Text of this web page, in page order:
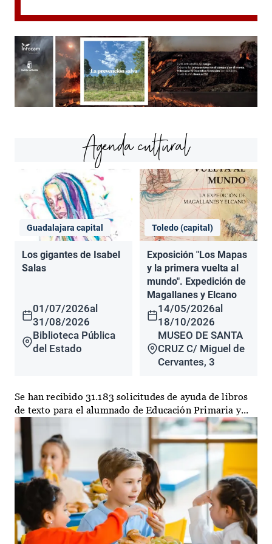
Agenda cultural
Guadalajara capital
Los gigantes de Isabel
Salas
01/07/2026al
31/08/2026
Biblioteca Pública
del Estado
Toledo (capital)
Exposición "Los Mapas
y la primera vuelta al
mundo". Expedición de
Magallanes y Elcano
14/05/2026al
18/10/2026
MUSEO DE SANTA
CRUZ C/ Miguel de
Cervantes, 3
Se han recibido 31.183 solicitudes de ayuda de libros
de texto para el alumnado de Educación Primaria y...